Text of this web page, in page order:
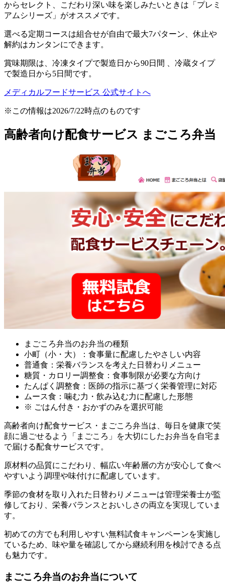
からセレクト、こだわり深い味を楽しみたいときは「プレミ
アムシリーズ」がオススメです。
選べる定期コースは組合せが自由で最大7パターン、休止や
解約はカンタンにできます。
賞味期限は、冷凍タイプで製造日から90日間 、冷蔵タイプ
で製造日から5日間です。
メディカルフードサービス 公式サイトへ
※この情報は2026/7/22時点のものです
高齢者向け配食サービス まごころ弁当
まごころ弁当のお弁当の種類
小町（小・大）：食事量に配慮したやさしい内容
普通食：栄養バランスを考えた日替わりメニュー
糖質・カロリー調整食：食事制限が必要な方向け
たんぱく調整食：医師の指示に基づく栄養管理に対応
ムース食：噛む力・飲み込む力に配慮した形態
※ ごはん付き・おかずのみを選択可能
高齢者向け配食サービス・まごころ弁当は、毎日を健康で笑
顔に過ごせるよう「まごころ」を大切にしたお弁当を自宅ま
で届ける配食サービスです。
原材料の品質にこだわり、幅広い年齢層の方が安心して食べ
やすいよう調理や味付けに配慮しています。
季節の食材を取り入れた日替わりメニューは管理栄養士が監
修しており、栄養バランスとおいしさの両立を実現していま
す。
初めての方でも利用しやすい無料試食キャンペーンを実施し
ているため、味や量を確認してから継続利用を検討できる点
も魅力です。
まごころ弁当のお弁当について